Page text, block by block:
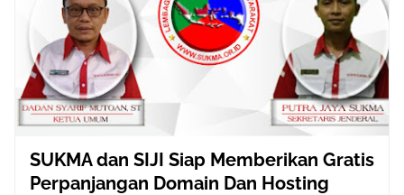
SUKMA dan SIJI Siap Memberikan Gratis
Perpanjangan Domain Dan Hosting